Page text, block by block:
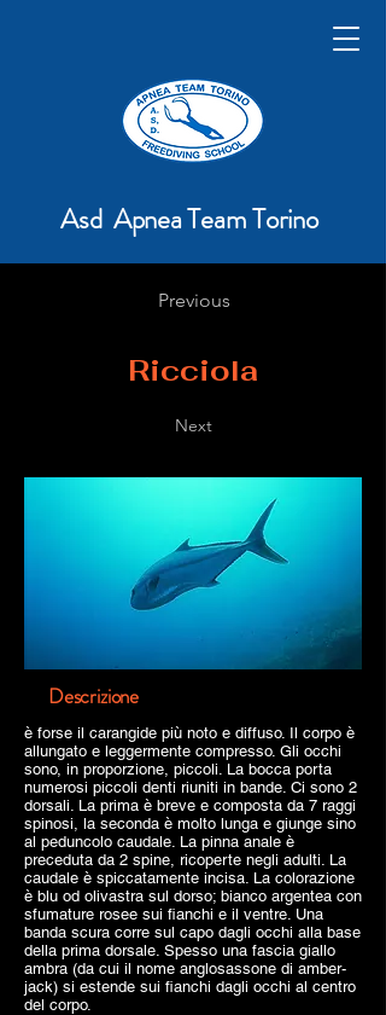
Asd Apnea Team Torino
Previous
Ricciola
Next
Descrizione
è forse il carangide più noto e diffuso. Il corpo è
allungato e leggermente compresso. Gli occhi
sono, in proporzione, piccoli. La bocca porta
numerosi piccoli denti riuniti in bande. Ci sono 2
dorsali. La prima è breve e composta da 7 raggi
spinosi, la seconda è molto lunga e giunge sino
al peduncolo caudale. La pinna anale è
preceduta da 2 spine, ricoperte negli adulti. La
caudale è spiccatamente incisa. La colorazione
è blu od olivastra sul dorso; bianco argentea con
sfumature rosee sui fianchi e il ventre. Una
banda scura corre sul capo dagli occhi alla base
della prima dorsale. Spesso una fascia giallo
ambra (da cui il nome anglosassone di amber-
jack) si estende sui fianchi dagli occhi al centro
del corpo.